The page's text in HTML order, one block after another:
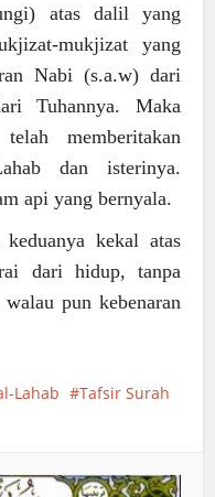
atas dalil yang
mukjizat yang
Nabi (s.a.w) dari
Tuhannya. Maka
memberitakan
dan isterinya.
api yang bernyala.
kekal atas
dari hidup, tanpa
pun kebenaran
Lahab
Tafsir Surah